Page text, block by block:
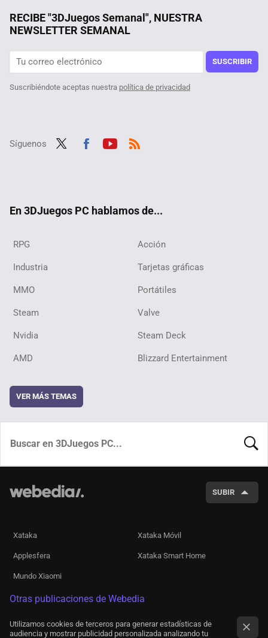
Pensaba que había comprado una tarjeta gráfica falsa, pero el problema estaba en los estándares de calidad del país donde la consiguió
RECIBE "3DJuegos Semanal", NUESTRA
NEWSLETTER SEMANAL
SUSCRIBIR
Suscribiéndote aceptas nuestra política de privacidad
Síguenos
En 3DJuegos PC hablamos de...
RPG Acción
Industria Tarjetas gráficas
MMO Portátiles
Steam Valve
Nvidia Steam Deck
AMD Blizzard Entertainment
VER MÁS TEMAS
SUBIR
Xataka Xataka Móvil
Applesfera Xataka Smart Home
Mundo Xiaomi
Otras publicaciones de Webedia
Utilizamos cookies de terceros para generar estadísticas de
audiencia y mostrar publicidad personalizada analizando tu